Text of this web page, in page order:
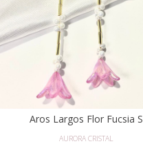
Aros Largos Flor Fucsia S
AURORA CRISTAL